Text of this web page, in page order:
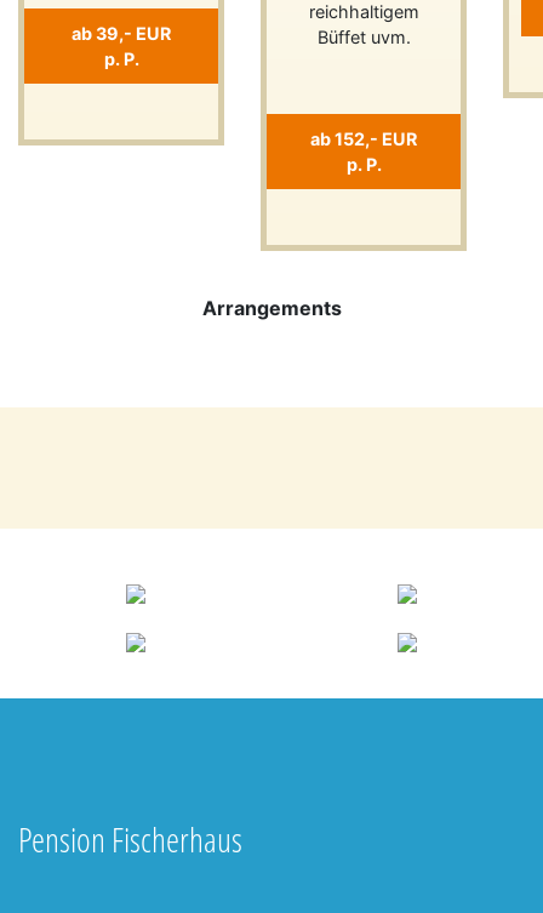
ab 39,- EUR
p. P.
reichhaltigem
Büffet uvm.
ab 152,- EUR
p. P.
Previous
Arrangements
Pension Fischerhaus